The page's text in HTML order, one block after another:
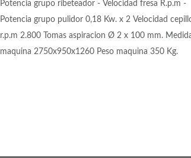
Potencia grupo ribeteador - Velocidad fresa R.p.m -
Potencia grupo pulidor 0,18 Kw. x 2 Velocidad
r.p.m 2.800 Tomas aspiracion Ø 2 x 100 mm.
maquina 2750x950x1260 Peso maquina 350 Kg.